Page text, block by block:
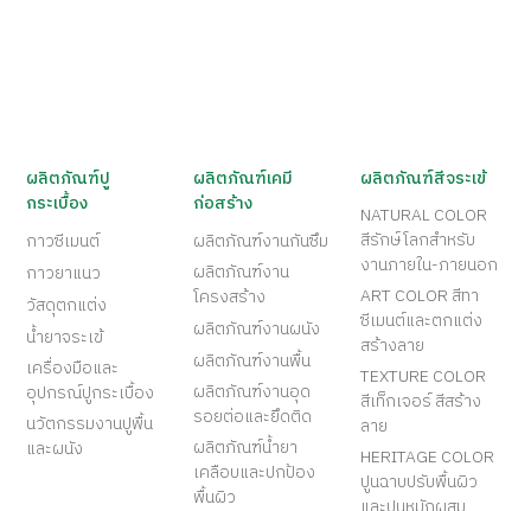
ผลิตภัณฑ์ปู
กระเบื้อง
กาวซีเมนต์
กาวยาแนว
วัสดุตกแต่ง
น้ำยาจระเข้
เครื่องมือและ
อุปกรณ์ปูกระเบื้อง
นวัตกรรมงานปูพื้น
และผนัง
ผลิตภัณฑ์เคมี
ก่อสร้าง
ผลิตภัณฑ์งานกันซึม
ผลิตภัณฑ์งาน
โครงสร้าง
ผลิตภัณฑ์งานผนัง
ผลิตภัณฑ์งานพื้น
ผลิตภัณฑ์งานอุด
รอยต่อและยึดติด
ผลิตภัณฑ์น้ำยา
เคลือบและปกป้อง
พื้นผิว
ผลิตภัณฑ์สีจระเข้
NATURAL COLOR
สีรักษ์โลกสำหรับ
งานภายใน-ภายนอก
ART COLOR สีทา
ซีเมนต์และตกแต่ง
สร้างลาย
TEXTURE COLOR
สีเท็กเจอร์ สีสร้าง
ลาย
HERITAGE COLOR
ปูนฉาบปรับพื้นผิว